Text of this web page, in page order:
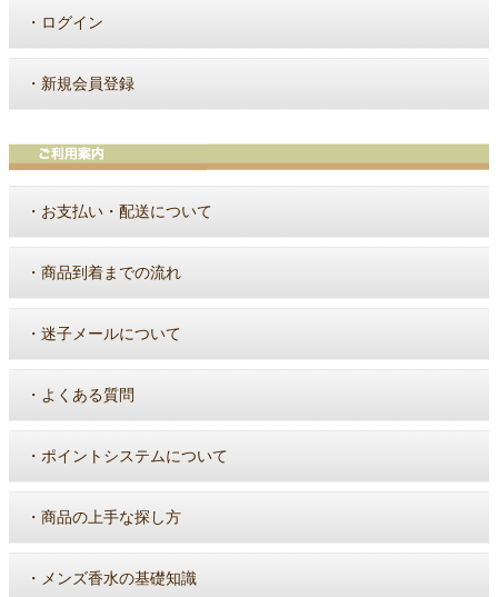
・ ログイン
・ 新規会員登録
・ お支払い・配送について
・ 商品到着までの流れ
・ 迷子メールについて
・ よくある質問
・ ポイントシステムについて
・ 商品の上手な探し方
・ メンズ香水の基礎知識